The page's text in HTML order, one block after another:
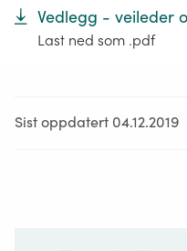
Vedlegg - veileder
Last ned som .pdf
Sist oppdatert 04.12.2019